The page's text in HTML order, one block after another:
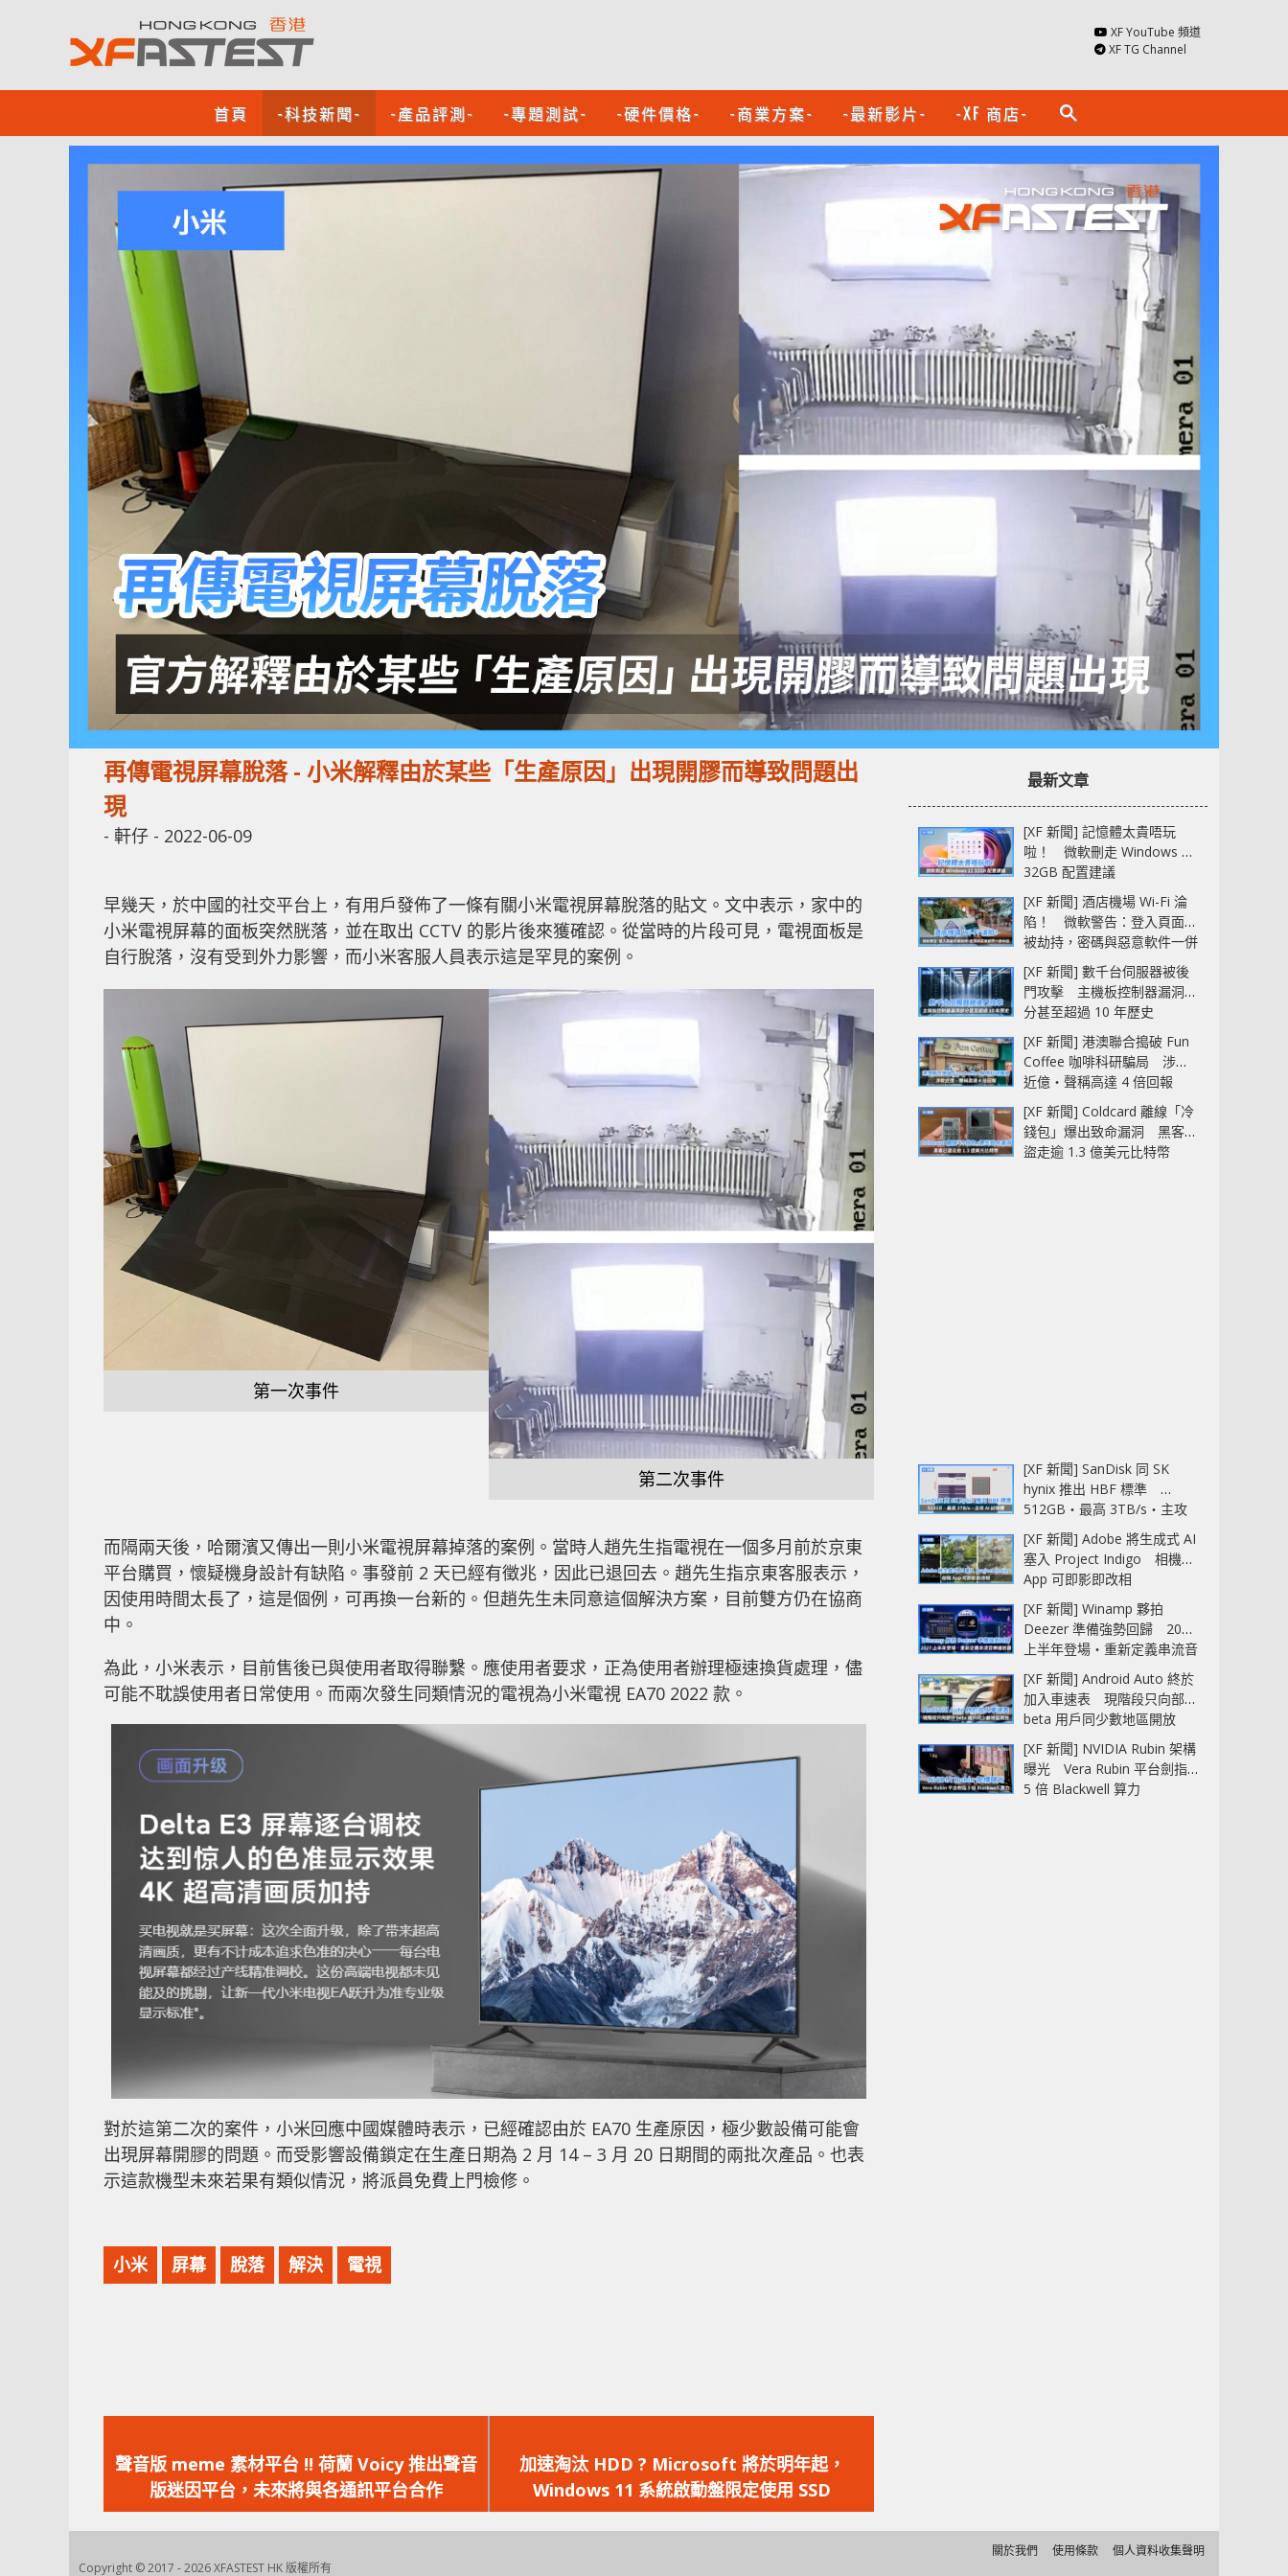
XF YouTube 頻道
XF TG Channel
首頁 -科技新聞- -產品評測- -專題測試- -硬件價格- -商業方案- -最新影片- -XF 商店- search
再傳電視屏幕脫落 - 小米解釋由於某些「生產原因」出現開膠而導致問題出
現
- 軒仔 - 2022-06-09
早幾天，於中國的社交平台上，有用戶發佈了一條有關小米電視屏幕脫落的貼文。文中表示，家中的
小米電視屏幕的面板突然胱落，並在取出 CCTV 的影片後來獲確認。從當時的片段可見，電視面板是
自行脫落，沒有受到外力影響，而小米客服人員表示這是罕見的案例。
第一次事件
第二次事件
而隔兩天後，哈爾濱又傳出一則小米電視屏幕掉落的案例。當時人趙先生指電視在一個多月前於京東
平台購買，懷疑機身設計有缺陷。事發前 2 天已經有徵兆，因此已退回去。趙先生指京東客服表示，
因使用時間太長了，這是個例，可再換一台新的。但趙先生未同意這個解決方案，目前雙方仍在協商
中。
為此，小米表示，目前售後已與使用者取得聯繫。應使用者要求，正為使用者辦理極速換貨處理，儘
可能不耽誤使用者日常使用。而兩次發生同類情況的電視為小米電視 EA70 2022 款。
對於這第二次的案件，小米回應中國媒體時表示，已經確認由於 EA70 生產原因，極少數設備可能會
出現屏幕開膠的問題。而受影響設備鎖定在生產日期為 2 月 14 – 3 月 20 日期間的兩批次產品。也表
示這款機型未來若果有類似情況，將派員免費上門檢修。
小米 屏幕 脫落 解決 電視
一
篇
文
聲音版 meme 素材平台 !! 荷蘭 Voicy 推出聲音
版迷因平台，未來將與各通訊平台合作
一
篇
文
加速淘汰 HDD ? Microsoft 將於明年起，
Windows 11 系統啟動盤限定使用 SSD
最新文章
[XF 新聞] 記憶體太貴唔玩
啦！ 微軟刪走 Windows 11
32GB 配置建議
[XF 新聞] 酒店機場 Wi-Fi 淪
陷！ 微軟警告：登入頁面可
被劫持，密碼與惡意軟件一併
中招
[XF 新聞] 數千台伺服器被後
門攻擊 主機板控制器漏洞部
分甚至超過 10 年歷史
[XF 新聞] 港澳聯合搗破 Fun
Coffee 咖啡科研騙局 涉款
近億‧聲稱高達 4 倍回報
[XF 新聞] Coldcard 離線「冷
錢包」爆出致命漏洞 黑客已
盜走逾 1.3 億美元比特幣
[XF 新聞] SanDisk 同 SK
hynix 推出 HBF 標準
512GB‧最高 3TB/s‧主攻
AI 記憶體
[XF 新聞] Adobe 將生成式 AI
塞入 Project Indigo 相機
App 可即影即改相
[XF 新聞] Winamp 夥拍
Deezer 準備強勢回歸 2027
上半年登場‧重新定義串流音
樂播放器
[XF 新聞] Android Auto 終於
加入車速表 現階段只向部分
beta 用戶同少數地區開放
[XF 新聞] NVIDIA Rubin 架構
曝光 Vera Rubin 平台劍指
5 倍 Blackwell 算力
Copyright © 2017 - 2026 XFASTEST HK 版權所有
關於我們 使用條款 個人資料收集聲明